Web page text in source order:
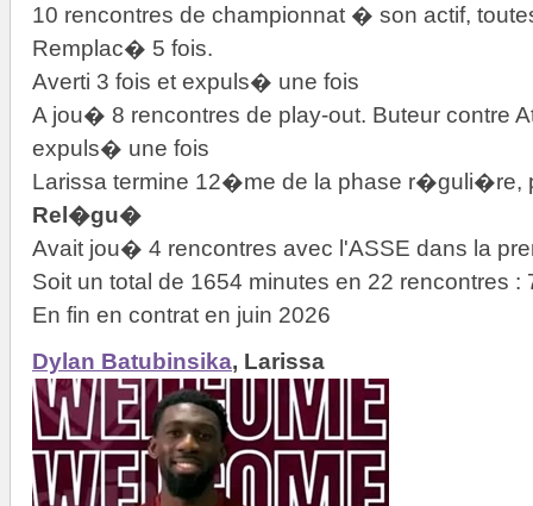
10 rencontres de championnat � son actif,
Remplac� 5 fois.
Averti 3 fois et expuls� une fois
A jou� 8 rencontres de play-out. Buteur contre
expuls� une fois
Larissa termine 12�me de la phase r�guli�re,
Rel�gu�
Avait jou� 4 rencontres avec l'ASSE dans la
Soit un total de 1654 minutes en 22 rencontres :
En fin en contrat en juin 2026
Dylan Batubinsika, Larissa